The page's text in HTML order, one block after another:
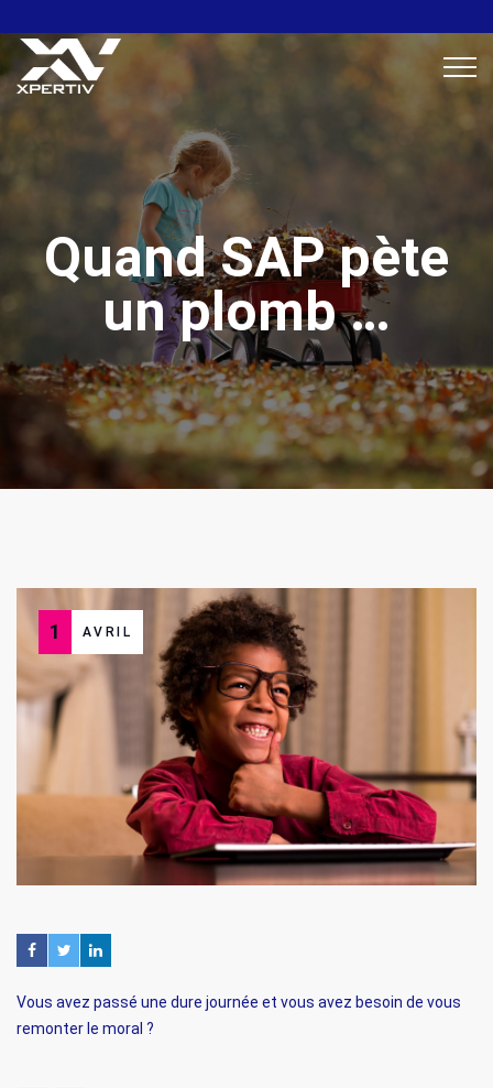
Quand SAP pète
un plomb …
1 AVRIL
Vous avez passé une dure journée et vous avez besoin de vous
remonter le moral ?